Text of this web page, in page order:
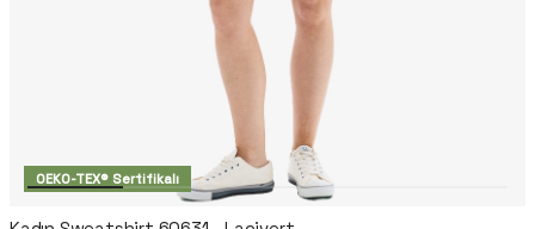
OEKO-TEX® Sertifikalı